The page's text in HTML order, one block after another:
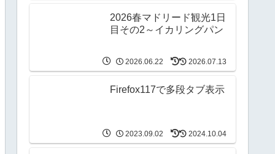
2026春マドリード観光1日
目その2～イカリングパン
2026.06.22 2026.07.13
Firefox117で多段タブ表示
2023.09.02 2024.10.04